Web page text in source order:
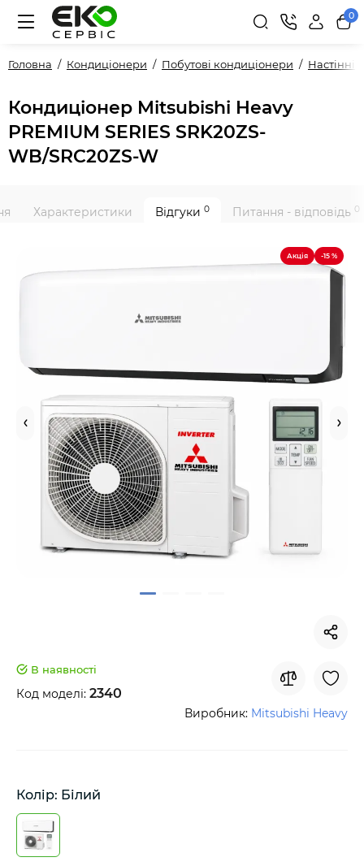
0
Головна Кондиціонери Побутові кондиціонери Настінні
Кондиціонер Mitsubishi Heavy
PREMIUM SERIES SRK20ZS-
WB/SRC20ZS-W
Характеристики Відгуки 0 Питання - відповідь 0
Акція -15 %
В наявності
Код моделі: 2340
Виробник: Mitsubishi Heavy
Колір: Білий